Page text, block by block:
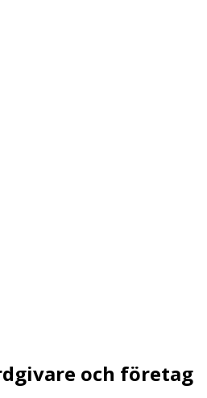
och företag